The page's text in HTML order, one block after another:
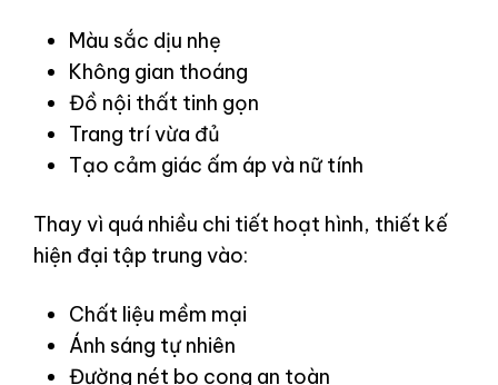
Màu sắc dịu nhẹ
Không gian thoáng
Đồ nội thất tinh gọn
Trang trí vừa đủ
Tạo cảm giác ấm áp và nữ tính
Thay vì quá nhiều chi tiết hoạt hình, thiết kế
hiện đại tập trung vào:
Chất liệu mềm mại
Ánh sáng tự nhiên
Đường nét bo cong an toàn